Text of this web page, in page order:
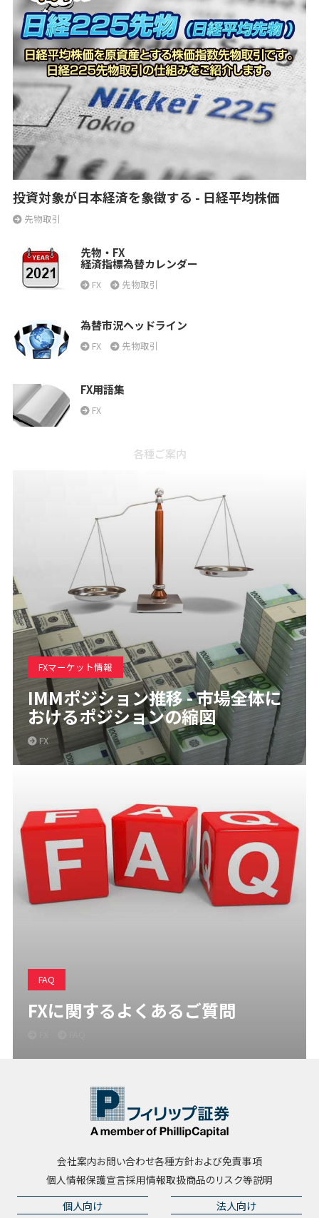
投資対象が日本経済を象徴する - 日経平均株価
先物取引
先物・FX
経済指標為替カレンダー
FX 先物取引
為替市況ヘッドライン
FX 先物取引
FX用語集
FX
各種ご案内
FXマーケット情報
IMMポジション推移 - 市場全体に
おけるポジションの縮図
FX
FAQ
FXに関するよくあるご質問
会社案内お問い合わせ各種方針および免責事項
個人情報保護宣言採用情報取扱商品のリスク等説明
個人向け 法人向け